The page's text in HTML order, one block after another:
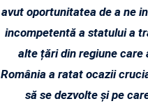
avut oportunitatea de a ne
incompetentă a statului a
alte țări din regiune care
România a ratat ocazii
să se dezvolte și pe